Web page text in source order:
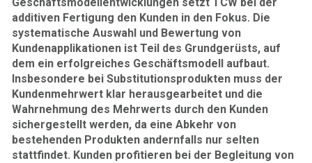
additiven Fertigung den Kunden in den Fokus. Die
systematische Auswahl und Bewertung von
Kundenapplikationen ist Teil des Grundgerüsts, auf
dem ein erfolgreiches Geschäftsmodell aufbaut.
Insbesondere bei Substitutionsprodukten muss der
Kundenmehrwert klar herausgearbeitet und die
Wahrnehmung des Mehrwerts durch den Kunden
sichergestellt werden, da eine Abkehr von
bestehenden Produkten andernfalls nur selten
stattfindet. Kunden profitieren bei der Begleitung von